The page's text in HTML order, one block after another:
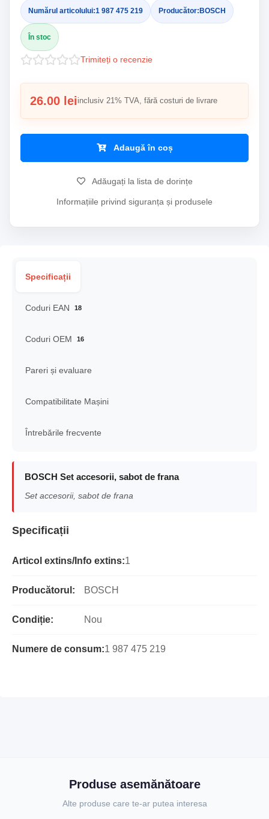
Numărul articolului:1 987 475 219 Producător: BOSCH
În stoc
Trimiteți o recenzie
26.00 leiinclusiv 21% TVA, fără costuri de livrare
Adaugă în coș
Adăugați la lista de dorințe
Informațiile privind siguranța și produsele
Specificații
Coduri EAN 18
Coduri OEM 16
Pareri și evaluare
Compatibilitate Mașini
Întrebările frecvente
BOSCH Set accesorii, sabot de frana
Set accesorii, sabot de frana
Specificații
Articol extins/Info extins:1
Producătorul: BOSCH
Condiție: Nou
Numere de consum:1 987 475 219
Produse asemănătoare
Alte produse care te-ar putea interesa